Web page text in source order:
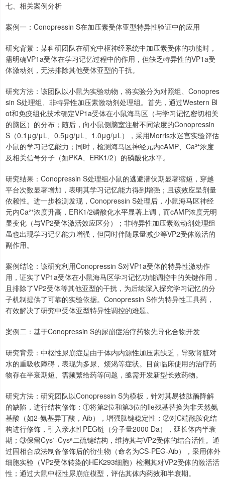
七、相关案例分析
案例一：Conopressin S在加压素受体亚型特异性验证中的应用
研究背景：某科研团队在研究中枢神经系统中加压素受体的功能时，
需明确VP1a受体在学习记忆过程中的作用，但缺乏特异性的VP1a受
体激动剂，无法排除其他受体亚型的干扰。
研究方法：该团队以小鼠为实验动物，将实验分为对照组、Conopres
sin S处理组、非特异性加压素激动剂处理组。首先，通过Western Bl
ot和免疫组化技术确定VP1a受体在小鼠海马区（与学习记忆密切相关
的脑区）的分布；随后，向小鼠侧脑室注射不同浓度的Conopressin
S（0.1μg/μL、0.5μg/μL、1.0μg/μL），采用Morris水迷宫实验评估
小鼠的学习记忆能力；同时，检测海马区神经元内cAMP、Ca²⁺浓度
及相关信号分子（如PKA、ERK1/2）的磷酸化水平。
研究结果：Conopressin S处理组小鼠的逃避潜伏期显著缩短，穿越
平台次数显著增加，表明其学习记忆能力得到增强；且该效应呈剂量
依赖性。进一步检测发现，Conopressin S处理后，小鼠海马区神经
元内Ca²⁺浓度升高，ERK1/2磷酸化水平显著上调，而cAMP浓度无明
显变化（与VP2受体激活效应区分）；非特异性加压素激动剂处理组
虽也出现学习记忆能力增强，但同时伴随尿量减少等VP2受体激活的
副作用。
案例结论：该研究利用Conopressin S对VP1a受体的特异性激动作
用，证实了VP1a受体在小鼠海马区学习记忆功能调控中的关键作用，
且排除了VP2受体等其他亚型的干扰，为后续深入探究学习记忆的分
子机制提供了可靠的实验依据。Conopressin S作为特异性工具药，
有效解决了研究中受体亚型特异性调控的难题。
案例二：基于Conopressin S的尿崩症治疗药物先导化合物开发
研究背景：中枢性尿崩症是由于体内内源性加压素缺乏，导致肾脏对
水的重吸收障碍，表现为多尿、烦渴等症状。目前临床使用的治疗药
物存在半衰期短、需频繁给药等问题，亟需开发新型长效药物。
研究方法：研究团队以Conopressin S为模板，针对其易被肽酶降解
的缺陷，进行结构修饰：①将第2位和第3位的Ile残基替换为非天然氨
基酸（如2-氨基异丁酸，Aib），增强肽键稳定性；②对C端酰胺化结
构进行修饰，引入亲水性PEG链（分子量2000 Da），延长体内半衰
期；③保留Cys¹-Cys⁶二硫键结构，维持其与VP2受体的结合活性。通
过固相合成法制备修饰后的衍生物（命名为CS-PEG-Aib），采用体外
细胞实验（VP2受体转染的HEK293细胞）检测其对VP2受体的激活活
性；通过大鼠中枢性尿崩症模型，评估其体内药效和半衰期。